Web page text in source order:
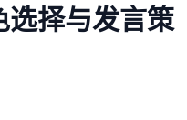
选择与发言策